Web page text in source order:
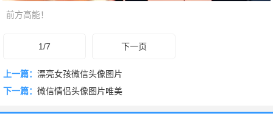
前方高能！
1/7 下一页
上一篇： 漂亮女孩微信头像图片
下一篇： 微信情侣头像图片唯美